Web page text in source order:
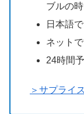
ブルの
日本語
ネット
24時間
＞サプライ